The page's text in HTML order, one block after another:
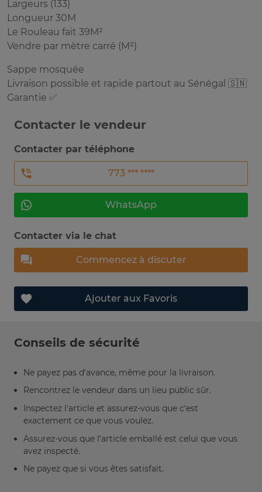
Largeurs (133)
Longueur 30M
Le Rouleau fait 39M²
Vendre par mètre carré (M²)
Sappe mosquée
Livraison possible et rapide partout au Sénégal 🇸🇳
Garantie ✅
Contacter le vendeur
Contacter par téléphone
773 *** ****
WhatsApp
Contacter via le chat
Commencez à discuter
Ajouter aux Favoris
Conseils de sécurité
Ne payez pas d’avance, même pour la livraison.
Rencontrez le vendeur dans un lieu public sûr.
Inspectez l’article et assurez-vous que c’est
exactement ce que vous voulez.
Assurez-vous que l’article emballé est celui que vous
avez inspecté.
Ne payez que si vous êtes satisfait.